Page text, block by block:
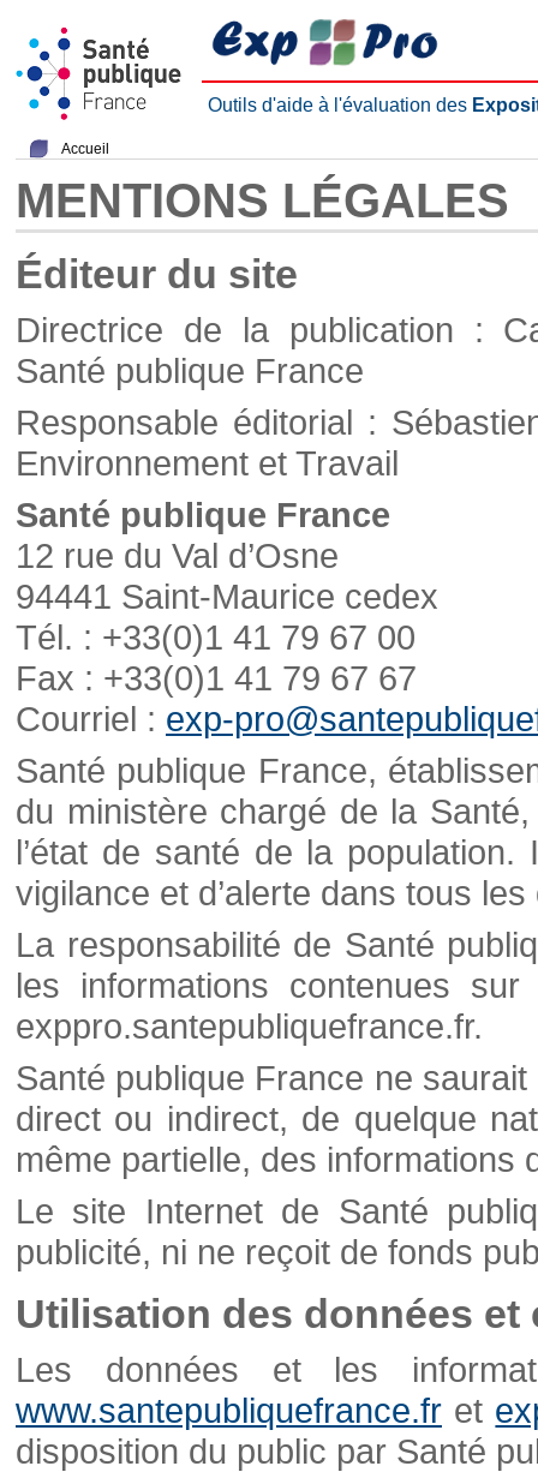
Outils d'aide à l'évaluation des
Accueil
MENTIONS LÉGALES
Éditeur du site
Directrice de la publication :
Santé publique France
Responsable éditorial :
Environnement et Travail
Santé publique France
12 rue du Val d’Osne
94441 Saint-Maurice cedex
Tél. : +33(0)1 41 79 67 00
Fax : +33(0)1 41 79 67 67
Courriel : exp-
Santé publique France,
du ministère chargé de la
l’état de santé de la
vigilance et d’alerte dans tous
La responsabilité de Santé
les informations contenues
exppro.santepubliquefrance.fr.
Santé publique France ne
direct ou indirect, de quelque
même partielle, des informations
Le site Internet de Santé
publicité, ni ne reçoit de fonds
Utilisation des données et
Les données et les
www.santepubliquefrance.fr et
disposition du public par Santé